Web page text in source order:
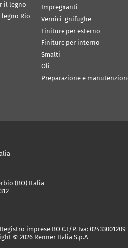
il legno
legno Rio
Impregnanti
Vernici ignifughe
Finiture per esterno
Finiture per interno
Smalti
Oli
Preparazione e
(BO) Italia
imprese BO C.F/P. Iva:
© 2026 Renner Italia S.p.A